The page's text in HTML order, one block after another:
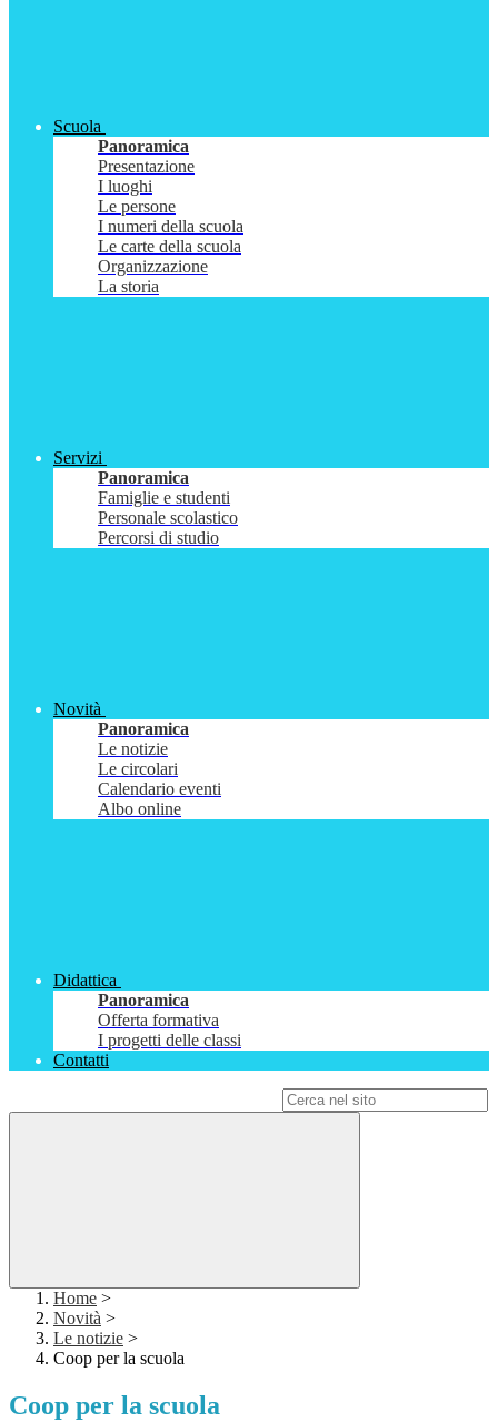
Scuola
Panoramica
Presentazione
I luoghi
Le persone
I numeri della scuola
Le carte della scuola
Organizzazione
La storia
Servizi
Panoramica
Famiglie e studenti
Personale scolastico
Percorsi di studio
Novità
Panoramica
Le notizie
Le circolari
Calendario eventi
Albo online
Didattica
Panoramica
Offerta formativa
I progetti delle classi
Contatti
Home >
Novità >
Le notizie >
Coop per la scuola
Coop per la scuola